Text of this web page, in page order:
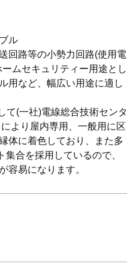
ル
回路等の小勢力回路(使用電
ムセキュリティー用途とし
用など、幅広い用途に適し
て(一社)電線総合技術センタ
より屋内専用、一般用に区
体に着色しており、また多
合を採用しているので、
容易になります。